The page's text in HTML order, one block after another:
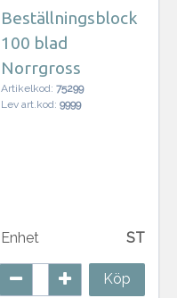
Beställningsblock
100 blad
Norrgross
Artikelkod: 75299
Lev art.kod: 9999
Enhet ST
Köp